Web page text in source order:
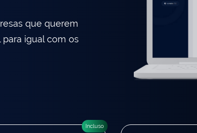
que querem
igual com os
Incluso